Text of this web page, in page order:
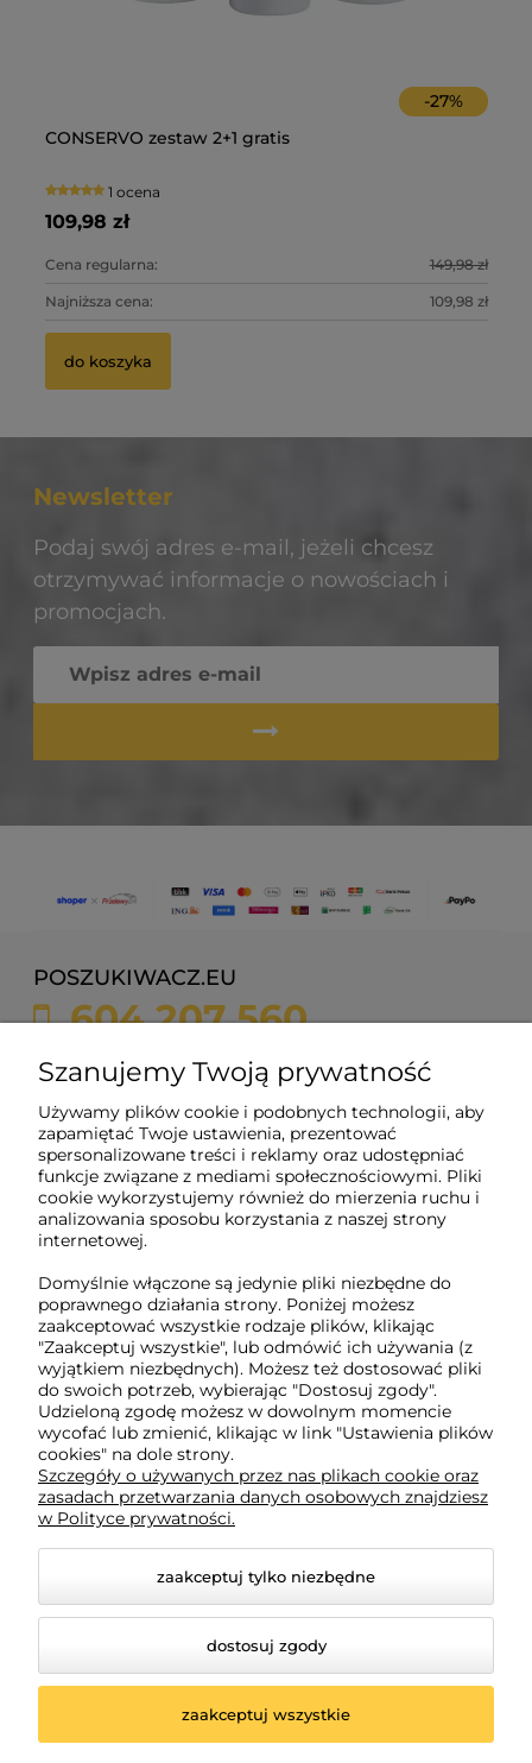
-27%
CONSERVO zestaw 2+1 gratis
1 ocena
109,98 zł
Cena regularna: 149,98 zł
Najniższa cena: 109,98 zł
do koszyka
Newsletter
Podaj swój adres e-mail, jeżeli chcesz
otrzymywać informacje o nowościach i
promocjach.
POSZUKIWACZ.EU
604 207 560
ul. Żychonia 9,
85-791 Bydgoszcz,
woj. kujawsko-pomorskie
NIP: 5882358633
REGON: 221079690
O nas
Obsługa klienta
Pomoc
Moje konto
Szanujemy Twoją prywatność
Używamy plików cookie i podobnych technologii, aby
zapamiętać Twoje ustawienia, prezentować
spersonalizowane treści i reklamy oraz udostępniać
funkcje związane z mediami społecznościowymi. Pliki
cookie wykorzystujemy również do mierzenia ruchu i
analizowania sposobu korzystania z naszej strony
internetowej.
Domyślnie włączone są jedynie pliki niezbędne do
poprawnego działania strony. Poniżej możesz
zaakceptować wszystkie rodzaje plików, klikając
"Zaakceptuj wszystkie", lub odmówić ich używania (z
wyjątkiem niezbędnych). Możesz też dostosować pliki
do swoich potrzeb, wybierając "Dostosuj zgody".
Udzieloną zgodę możesz w dowolnym momencie
wycofać lub zmienić, klikając w link "Ustawienia plików
cookies" na dole strony.
Szczegóły o używanych przez nas plikach cookie oraz
zasadach przetwarzania danych osobowych znajdziesz
w Polityce prywatności.
zaakceptuj tylko niezbędne
dostosuj zgody
zaakceptuj wszystkie